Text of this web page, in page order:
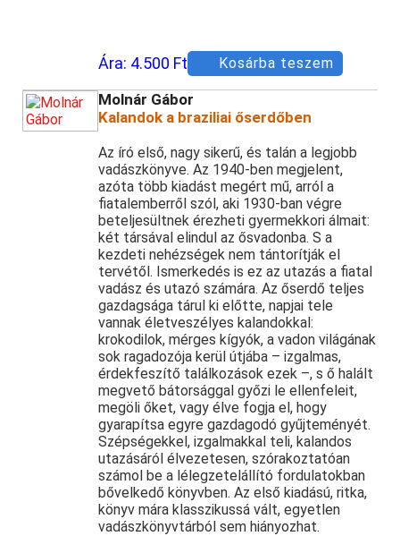
Ára: 4.500 Ft Kosárba teszem
Molnár Gábor
Kalandok a braziliai őserdőben
Az író első, nagy sikerű, és talán a legjobb
vadászkönyve. Az 1940-ben megjelent,
azóta több kiadást megért mű, arról a
fiatalemberről szól, aki 1930-ban végre
beteljesültnek érezheti gyermekkori álmait:
két társával elindul az ősvadonba. S a
kezdeti nehézségek nem tántorítják el
tervétől. Ismerkedés is ez az utazás a fiatal
vadász és utazó számára. Az őserdő teljes
gazdagsága tárul ki előtte, napjai tele
vannak életveszélyes kalandokkal:
krokodilok, mérges kígyók, a vadon világának
sok ragadozója kerül útjába – izgalmas,
érdekfeszítő találkozások ezek –, s ő halált
megvető bátorsággal győzi le ellenfeleit,
megöli őket, vagy élve fogja el, hogy
gyarapítsa egyre gazdagodó gyűjteményét.
Szépségekkel, izgalmakkal teli, kalandos
utazásáról élvezetesen, szórakoztatóan
számol be a lélegzetelállító fordulatokban
bővelkedő könyvben. Az első kiadású, ritka,
könyv mára klasszikussá vált, egyetlen
vadászkönyvtárból sem hiányozhat.